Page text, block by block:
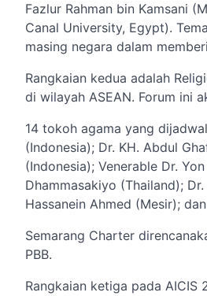
Fazlur Rahman bin Kamsani
Canal University, Egypt).
masing negara dalam
Rangkaian kedua adalah
di wilayah ASEAN. Forum ini
14 tokoh agama yang
(Indonesia); Dr. KH. Abdul
(Indonesia); Venerable Dr.
Dhammasakiyo (Thailand);
Hassanein Ahmed (Mesir);
Semarang Charter
PBB.
Rangkaian ketiga pada AICIS